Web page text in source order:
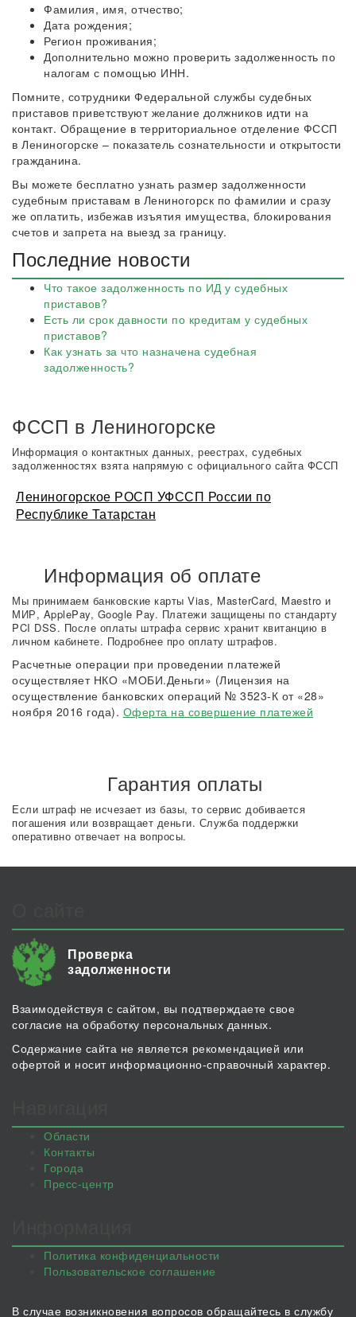
Фамилия, имя, отчество;
Дата рождения;
Регион проживания;
Дополнительно можно проверить задолженность по
налогам с помощью ИНН.
Помните, сотрудники Федеральной службы судебных
приставов приветствуют желание должников идти на
контакт. Обращение в территориальное отделение ФССП
в Лениногорске – показатель сознательности и открытости
гражданина.
Вы можете бесплатно узнать размер задолженности
судебным приставам в Лениногорск по фамилии и сразу
же оплатить, избежав изъятия имущества, блокирования
счетов и запрета на выезд за границу.
Последние новости
Что такое задолженность по ИД у судебных
приставов?
Есть ли срок давности по кредитам у судебных
приставов?
Как узнать за что назначена судебная
задолженность?
ФССП в Лениногорске
Информация о контактных данных, реестрах, судебных
задолженностях взята напрямую с официального сайта ФССП
Лениногорское РОСП УФССП России по
Республике Татарстан
Информация об оплате
Мы принимаем банковские карты Vias, MasterCard, Maestro и
МИР, ApplePay, Google Pay. Платежи защищены по стандарту
PCI DSS. После оплаты штрафа сервис хранит квитанцию в
личном кабинете. Подробнее про оплату штрафов.
Расчетные операции при проведении платежей
осуществляет НКО «МОБИ.Деньги» (Лицензия на
осуществление банковских операций № 3523-К от «28»
ноября 2016 года). Оферта на совершение платежей
Гарантия оплаты
Если штраф не исчезает из базы, то сервис добивается
погашения или возвращает деньги. Служба поддержки
оперативно отвечает на вопросы.
Проверка
задолженности
Взаимодействуя с сайтом, вы подтверждаете свое
согласие на обработку персональных данных.
Содержание сайта не является рекомендацией или
офертой и носит информационно-справочный характер.
Области
Контакты
Города
Пресс-центр
Политика конфиденциальности
Пользовательское соглашение
В случае возникновения вопросов обращайтесь в службу